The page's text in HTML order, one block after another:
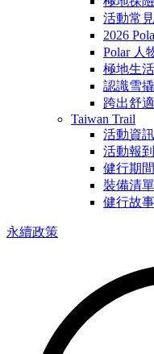
活動常
2026
Polar 人
極地生
認識雪
跨出舒
Taiwan Trail
活動資訊
活動報到
健行期間
裝備清單
健行故事
永續政策